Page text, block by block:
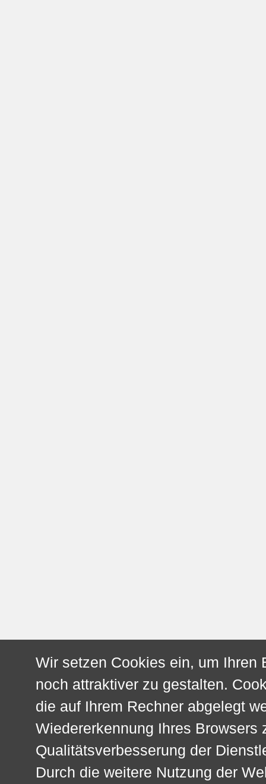
Wir setzen Cookies ein, um Ihren
noch attraktiver zu gestalten.
die auf Ihrem Rechner abgelegt
Wiedererkennung Ihres Browsers
Qualitätsverbesserung der
Durch die weitere Nutzung der